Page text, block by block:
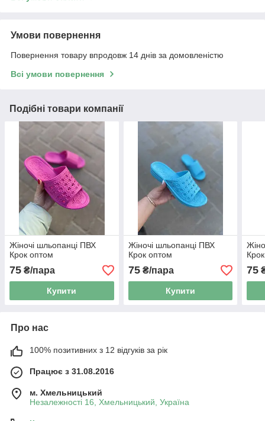
Умови повернення
Повернення товару впродовж 14 днів за домовленістю
Всі умови повернення
Подібні товари компанії
Жіночі шльопанці ПВХ
Крок оптом
75 ₴/пара
Купити
Жіночі шльопанці ПВХ
Крок оптом
75₴/пара
Купити
75
Про нас
100% позитивних з 12 відгуків за рік
Працює з 31.08.2016
м. Хмельницький
Незалежності 16, Хмельницький, Україна